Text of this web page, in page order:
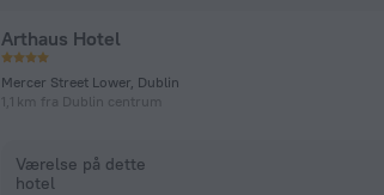
Arthaus Hotel
Mercer Street Lower, Dublin
1,1 km fra Dublin centrum
Værelse på dette
hotel